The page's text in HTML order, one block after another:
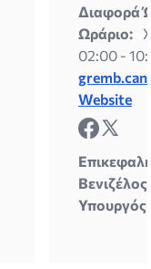
Διαφορά
Ωράριο:
02:00 -
Website
Υπουργός